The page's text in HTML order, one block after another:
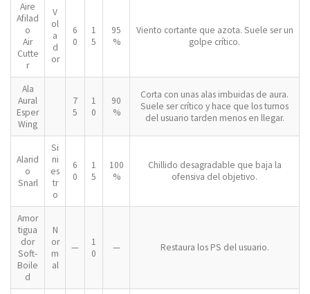
Aire
Afilad
o
Air
Cutte
r
V
ol
a
d
or
6
0
1
5
95
%
Viento cortante que azota. Suele ser un
golpe crítico.
Ala
Aural
Esper
Wing
7
5
1
0
90
%
Corta con unas alas imbuidas de aura.
Suele ser crítico y hace que los turnos
del usuario tarden menos en llegar.
Alarid
o
Snarl
Si
ni
es
tr
o
6
0
1
5
100
%
Chillido desagradable que baja la
ofensiva del objetivo.
Amor
tigua
dor
Soft-
Boile
d
N
or
m
al
—
1
0
— Restaura los PS del usuario.